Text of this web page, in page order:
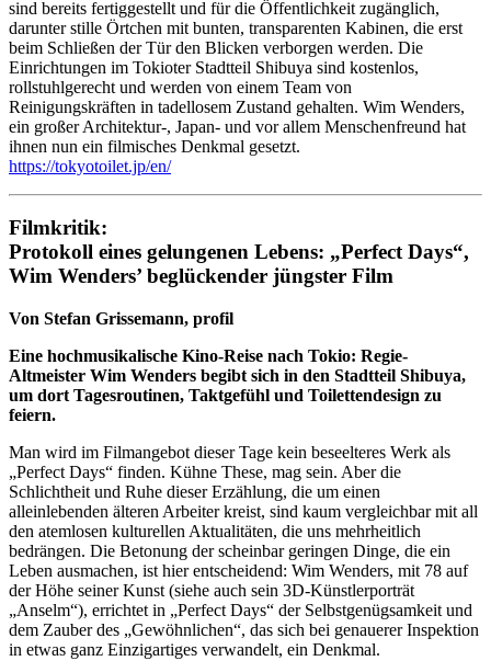
sind bereits fertiggestellt und für die Öffentlichkeit zugänglich,
darunter stille Örtchen mit bunten, transparenten Kabinen, die erst
beim Schließen der Tür den Blicken verborgen werden. Die
Einrichtungen im Tokioter Stadtteil Shibuya sind kostenlos,
rollstuhlgerecht und werden von einem Team von
Reinigungskräften in tadellosem Zustand gehalten. Wim Wenders,
ein großer Architektur-, Japan- und vor allem Menschenfreund hat
ihnen nun ein filmisches Denkmal gesetzt.
https://tokyotoilet.jp/en/
Filmkritik:
Protokoll eines gelungenen Lebens: „Perfect Days“,
Wim Wenders’ beglückender jüngster Film
Von Stefan Grissemann, profil
Eine hochmusikalische Kino-Reise nach Tokio: Regie-
Altmeister Wim Wenders begibt sich in den Stadtteil Shibuya,
um dort Tagesroutinen, Taktgefühl und Toilettendesign zu
feiern.
Man wird im Filmangebot dieser Tage kein beseelteres Werk als
„Perfect Days“ finden. Kühne These, mag sein. Aber die
Schlichtheit und Ruhe dieser Erzählung, die um einen
alleinlebenden älteren Arbeiter kreist, sind kaum vergleichbar mit all
den atemlosen kulturellen Aktualitäten, die uns mehrheitlich
bedrängen. Die Betonung der scheinbar geringen Dinge, die ein
Leben ausmachen, ist hier entscheidend: Wim Wenders, mit 78 auf
der Höhe seiner Kunst (siehe auch sein 3D-Künstlerporträt
„Anselm“), errichtet in „Perfect Days“ der Selbstgenügsamkeit und
dem Zauber des „Gewöhnlichen“, das sich bei genauerer Inspektion
in etwas ganz Einzigartiges verwandelt, ein Denkmal.